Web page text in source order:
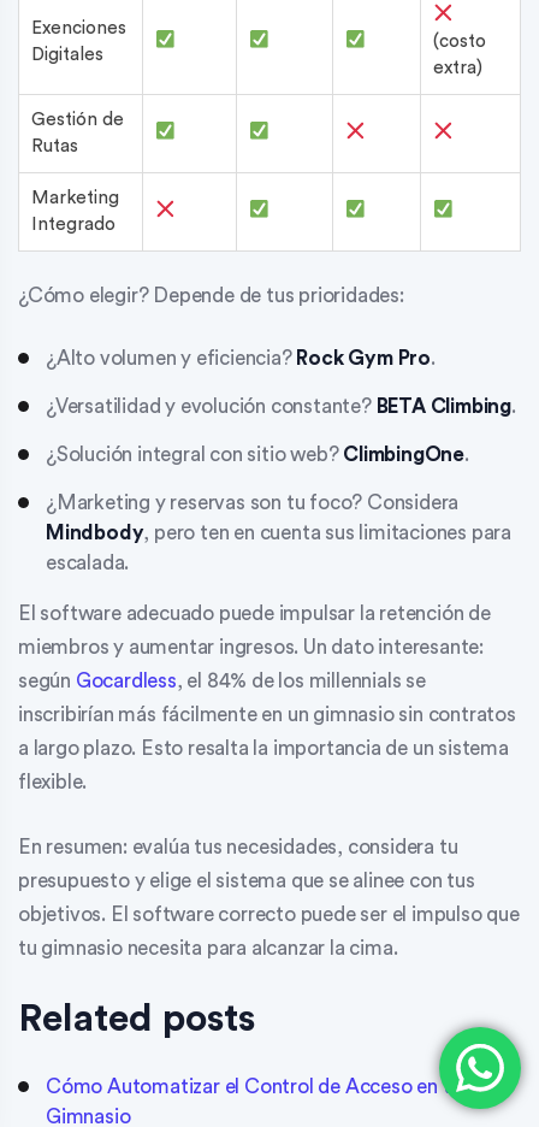
Exenciones
Digitales
(costo
extra)
Gestión de
Rutas
Marketing
Integrado
¿Cómo elegir? Depende de tus prioridades:
¿Alto volumen y eficiencia? Rock Gym Pro.
¿Versatilidad y evolución constante? BETA Climbing.
¿Solución integral con sitio web? ClimbingOne.
¿Marketing y reservas son tu foco? Considera
Mindbody, pero ten en cuenta sus limitaciones para
escalada.
El software adecuado puede impulsar la retención de
miembros y aumentar ingresos. Un dato interesante:
según Gocardless, el 84% de los millennials se
inscribirían más fácilmente en un gimnasio sin contratos
a largo plazo. Esto resalta la importancia de un sistema
flexible.
En resumen: evalúa tus necesidades, considera tu
presupuesto y elige el sistema que se alinee con tus
objetivos. El software correcto puede ser el impulso que
tu gimnasio necesita para alcanzar la cima.
Related posts
Cómo Automatizar el Control de Acceso en tu
Gimnasio